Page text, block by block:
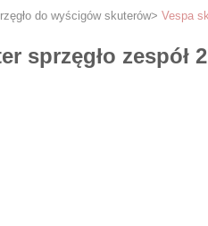
do wyścigów skuterów> Vespa
sprzęgło zespół